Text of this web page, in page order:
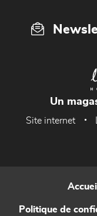
Un
Site internet
Accueil
Politique de